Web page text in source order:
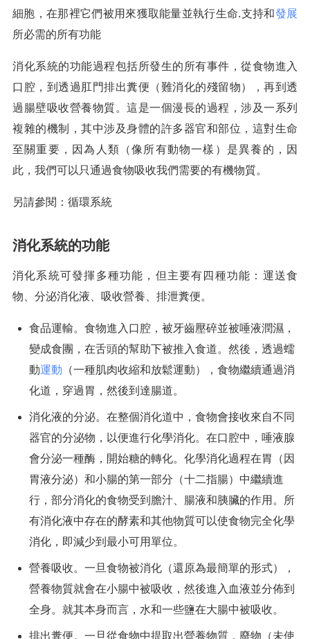
細胞，在那裡它們被用來獲取能量並執行生命.支持和發展
所必需的所有功能
消化系統的功能過程包括所發生的所有事件，從食物進入
口腔，到透過肛門排出糞便（難消化的殘留物），再到透
過腸壁吸收營養物質。這是一個漫長的過程，涉及一系列
複雜的機制，其中涉及身體的許多器官和部位，這對生命
至關重要，因為人類（像所有動物一樣）是異養的，因
此，我們可以只通過食物吸收我們需要的有機物質。
另請參閱：循環系統
消化系統的功能
消化系統可發揮多種功能，但主要有四種功能：運送食
物、分泌消化液、吸收營養、排泄糞便。
食品運輸。食物進入口腔，被牙齒壓碎並被唾液潤濕，
變成食團，在舌頭的幫助下被推入食道。然後，透過蠕
動運動 （一種肌肉收縮和放鬆運動），食物繼續通過消
化道，穿過胃，然後到達腸道。
消化液的分泌。在整個消化道中，食物會接收來自不同
器官的分泌物，以便進行化學消化。在口腔中，唾液腺
會分泌一種酶，開始糖的轉化。化學消化過程在胃（因
胃液分泌）和小腸的第一部分（十二指腸）中繼續進
行，部分消化的食物受到膽汁、腸液和胰臟的作用。所
有消化液中存在的酵素和其他物質可以使食物完全化學
消化，即減少到最小可用單位。
營養吸收。一旦食物被消化（還原為最簡單的形式），
營養物質就會在小腸中被吸收，然後進入血液並分佈到
全身。就其本身而言，水和一些鹽在大腸中被吸收。
排出糞便。一旦從食物中提取出營養物質，廢物（未使